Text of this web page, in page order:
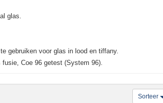
glas.
gebruiken voor glas in lood en tiffany.
Coe 96 getest (System 96).
Sorteer